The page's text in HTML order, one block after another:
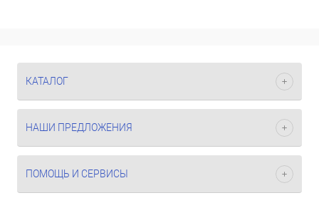
КАТАЛОГ
НАШИ ПРЕДЛОЖЕНИЯ
ПОМОЩЬ И СЕРВИСЫ